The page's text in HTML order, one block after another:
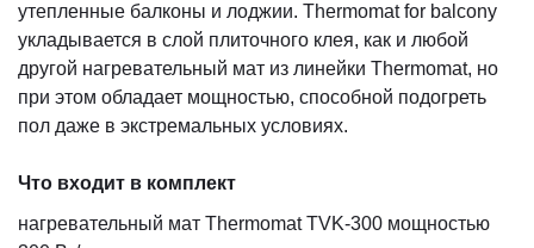
утепленные балконы и лоджии. Thermomat for balcony
укладывается в слой плиточного клея, как и любой
другой нагревательный мат из линейки Thermomat, но
при этом обладает мощностью, способной подогреть
пол даже в экстремальных условиях.
Что входит в комплект
нагревательный мат Thermomat TVK-300 мощностью